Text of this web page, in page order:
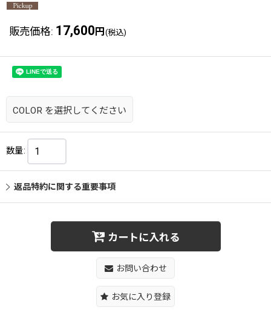
販売価格: 17,600 円 (税込)
COLOR を選択してください
数量:
返品特約に関する重要事項
カートに入れる
お問い合わせ
お気に入り登録